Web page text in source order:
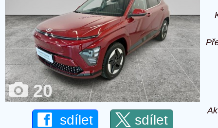
20
sdílet sdílet